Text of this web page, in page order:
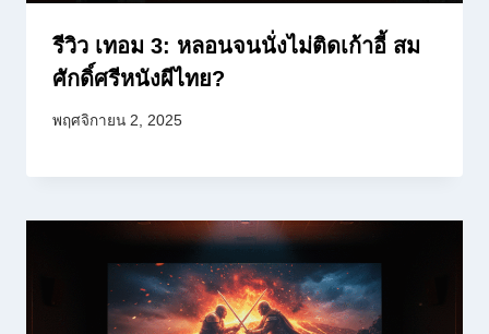
รีวิว เทอม 3: หลอนจนนั่งไม่ติดเก้าอี้ สม
ศักดิ์ศรีหนังผีไทย?
พฤศจิกายน 2, 2025